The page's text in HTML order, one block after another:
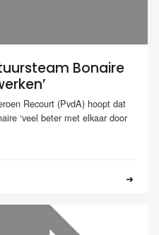
Bonaire
Recourt (PvdA) hoopt dat
‘veel beter met elkaar door